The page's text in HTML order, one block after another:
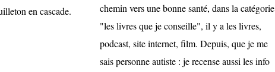
en cascade.
chemin vers une bonne santé, dans la catégorie
"les livres que je conseille", il y a les livres,
podcast, site internet, film. Depuis, que je me
sais personne autiste : je recense aussi les info